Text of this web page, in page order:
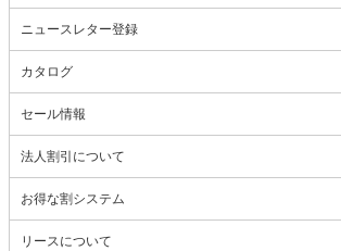
ニュースレター登録
カタログ
セール情報
法人割引について
お得な割システム
リースについて